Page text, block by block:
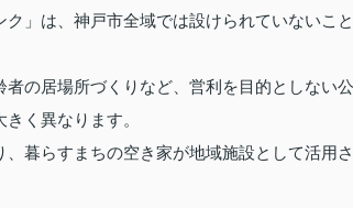
」は、神戸市全域では設けられていないこと
の居場所づくりなど、営利を目的としない公
く異なります。
暮らすまちの空き家が地域施設として活用さ